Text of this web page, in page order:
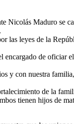
Maduro se
leyes de la
de oficiar
y con nuestra
de la
tienen hijos de